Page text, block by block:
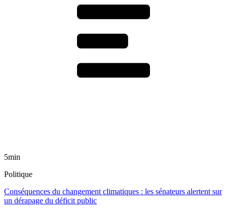
5min
Politique
Conséquences du changement climatiques : les sénateurs alertent sur
un dérapage du déficit public